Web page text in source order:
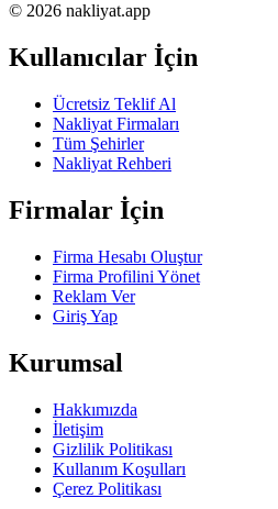
© 2026 nakliyat.app
Kullanıcılar İçin
Ücretsiz Teklif Al
Nakliyat Firmaları
Tüm Şehirler
Nakliyat Rehberi
Firmalar İçin
Firma Hesabı Oluştur
Firma Profilini Yönet
Reklam Ver
Giriş Yap
Kurumsal
Hakkımızda
İletişim
Gizlilik Politikası
Kullanım Koşulları
Çerez Politikası